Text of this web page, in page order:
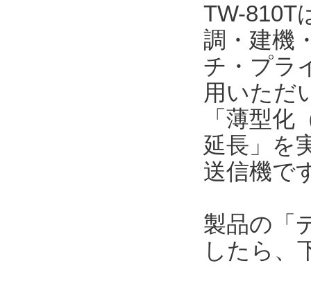
TW-810T
調・建機
チ・プラ
用いただ
「薄型
延長」を
送信機で
製品の「
したら、